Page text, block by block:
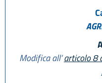
Modifica all’articolo 8